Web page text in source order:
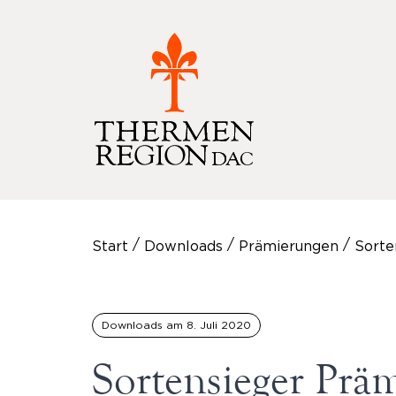
Start / Downloads / Prämierungen /
Downloads am 8. Juli 2020
Sortensieger